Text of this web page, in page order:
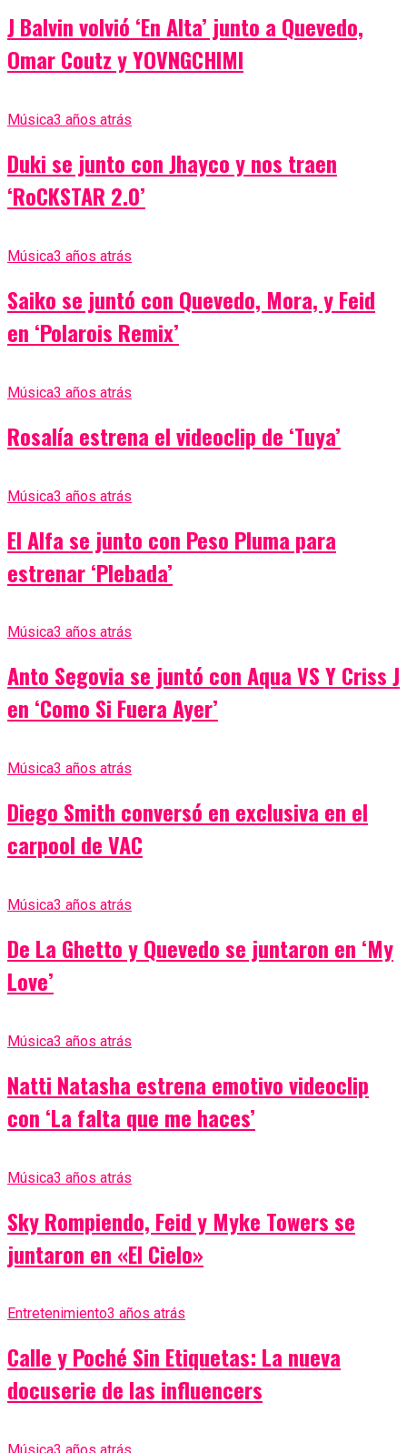
J Balvin volvió ‘En Alta’ junto a Quevedo,
Omar Coutz y YOVNGCHIMI
Música3 años atrás
Duki se junto con Jhayco y nos traen
‘RoCKSTAR 2.0’
Música3 años atrás
Saiko se juntó con Quevedo, Mora, y Feid
en ‘Polarois Remix’
Música3 años atrás
Rosalía estrena el videoclip de ‘Tuya’
Música3 años atrás
El Alfa se junto con Peso Pluma para
estrenar ‘Plebada’
Música3 años atrás
Anto Segovia se juntó con Aqua VS Y Criss J
en ‘Como Si Fuera Ayer’
Música3 años atrás
Diego Smith conversó en exclusiva en el
carpool de VAC
Música3 años atrás
De La Ghetto y Quevedo se juntaron en ‘My
Love’
Música3 años atrás
Natti Natasha estrena emotivo videoclip
con ‘La falta que me haces’
Música3 años atrás
Sky Rompiendo, Feid y Myke Towers se
juntaron en «El Cielo»
Entretenimiento3 años atrás
Calle y Poché Sin Etiquetas: La nueva
docuserie de las influencers